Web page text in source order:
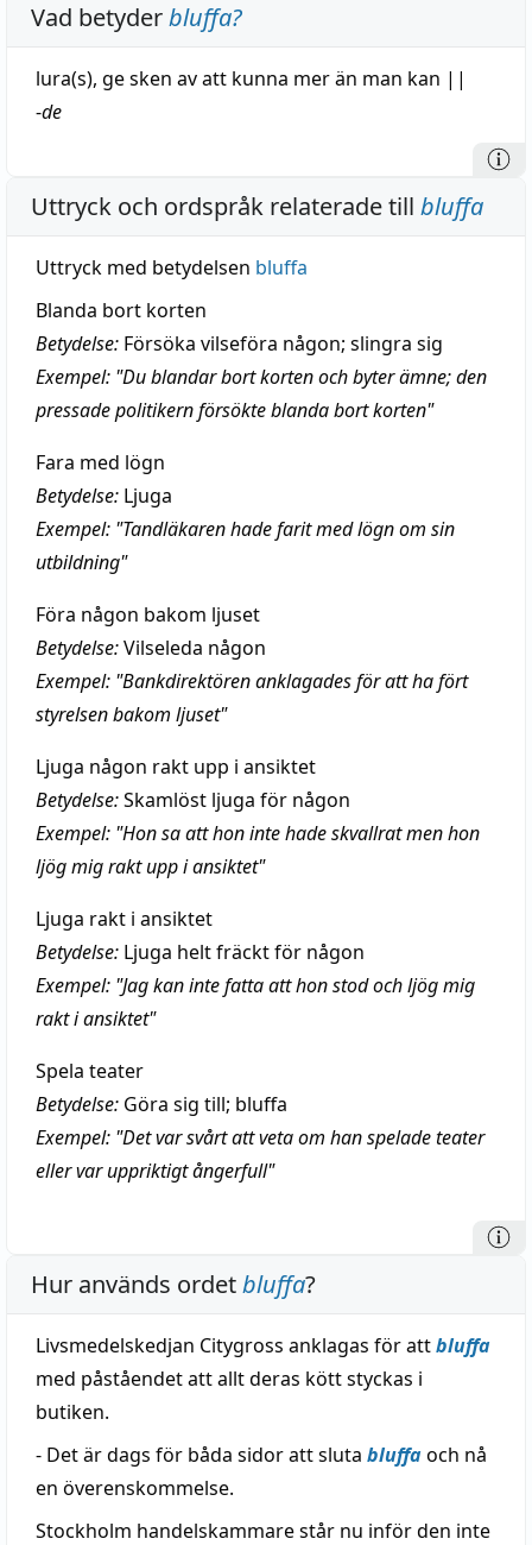
Vad betyderbluffa?
lura(s), gesken av att kunna mer än man kan ||
-de
Uttryck och ordspråk relaterade till bluffa
Uttryck med betydelsen bluffa
Blanda bort korten
Betydelse: Försöka vilseföra någon; slingra sig
Exempel: "Du blandar bort korten och byter ämne; den
pressade politikern försökte blanda bort korten"
Fara med lögn
Betydelse: Ljuga
Exempel: "Tandläkaren hade farit med lögn om sin
utbildning"
Föra någon bakom ljuset
Betydelse:Vilseleda någon
Exempel: "Bankdirektören anklagades för att ha fört
styrelsen bakom ljuset"
Ljuga någon rakt upp i ansiktet
Betydelse:Skamlöst ljuga för någon
Exempel: "Hon sa att hon inte hade skvallrat men hon
ljög mig rakt upp i ansiktet"
Ljuga rakt i ansiktet
Betydelse: Ljuga helt fräckt för någon
Exempel: "Jag kan inte fatta att hon stod och ljög mig
rakt i ansiktet"
Spela teater
Betydelse: Göra sig till; bluffa
Exempel: "Det var svårt att veta om han spelade teater
eller var uppriktigt ångerfull"
Hur används ordetbluffa?
Livsmedelskedjan Citygross anklagas för attbluffa
med påståendet att allt deras kött styckas i
butiken.
- Det är dags för båda sidor att sluta bluffaoch nå
en överenskommelse.
Stockholm handelskammare står nu inför den inte